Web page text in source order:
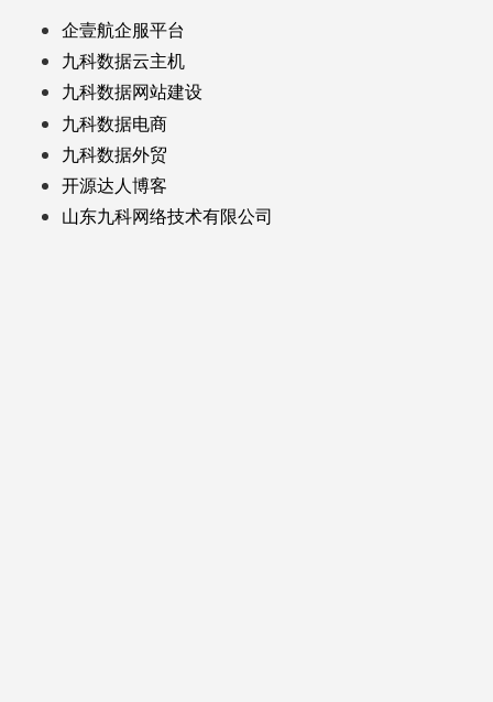
企壹航企服平台
九科数据云主机
九科数据网站建设
九科数据电商
九科数据外贸
开源达人博客
山东九科网络技术有限公司